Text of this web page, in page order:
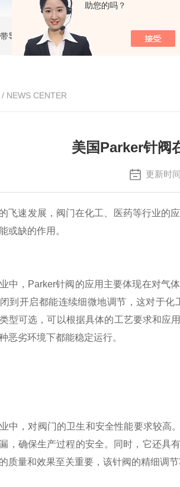
助您的吗？
导杆薄型气缸 RBC2015SMC 液压缓冲器
/ NEWS CENTER
美国Parker针阀
更新时
速发展，阀门在化工、医药等行业的应
或缺的作用。
，Parker针阀的应用主要体现在对气体
到开启都能连续细微地调节，这对于
型可选，可以根据具体的工艺要求和应
恶劣环境下都能稳定运行。
，对阀门的卫生和安全性能要求较高。
，确保生产过程的安全。同时，它还具
质量和效果至关重要，该针阀的精细调